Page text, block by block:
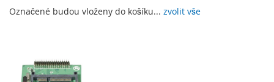
Označené budou vloženy do košíku... zvolit vše